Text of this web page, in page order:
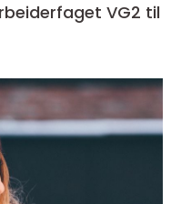
VG2 til